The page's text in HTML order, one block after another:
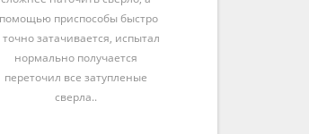
приспособы быстро
точно затачивается, испытал
нормально получается
переточил все затупленые
сверла..